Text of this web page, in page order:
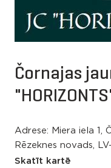
Čornajas
Adrese: Miera iela 1,
Rēzeknes novads,
Skatīt kartē